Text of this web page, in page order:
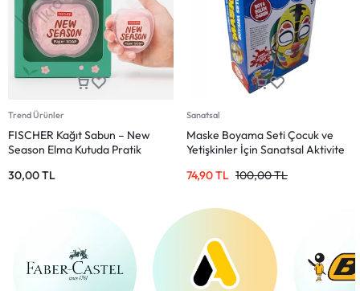
Trend Ürünler
FISCHER Kağıt Sabun – New
Season Elma Kutuda Pratik
30,00TL
Sanatsal
Maske Boyama Seti Çocuk ve
Yetişkinler İçin Sanatsal Aktivite
100,00TL
74,90TL